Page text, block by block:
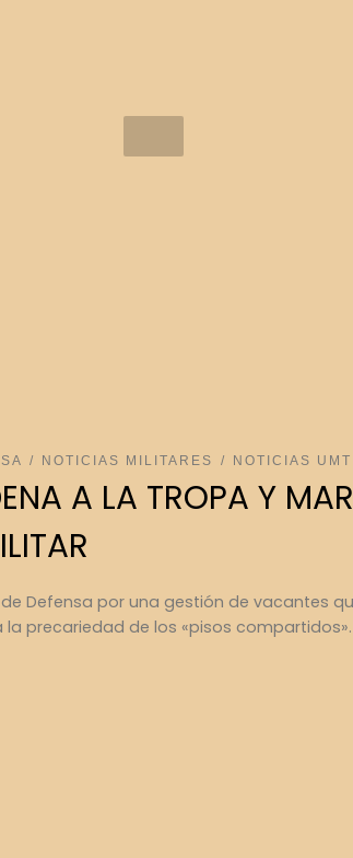
NOTICIAS MILITARES NOTICIAS UMT
A LA TROPA Y
Defensa por una gestión de vacantes
precariedad de los «pisos compartidos».